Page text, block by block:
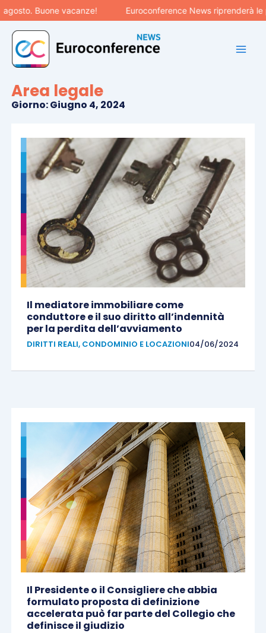
Vai
al
contenuto
Buone vacanze! Euroconference News riprenderà le
Area legale
Giorno: Giugno 4, 2024
Il mediatore immobiliare come
conduttore e il suo diritto all’indennità
per la perdita dell’avviamento
DIRITTI REALI, CONDOMINIO E LOCAZIONI04/06/2024
Il Presidente o il Consigliere che abbia
formulato proposta di definizione
accelerata può far parte del Collegio che
definisce il giudizio